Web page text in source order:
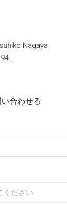
Nagaya
+63 9478991496
合わせる